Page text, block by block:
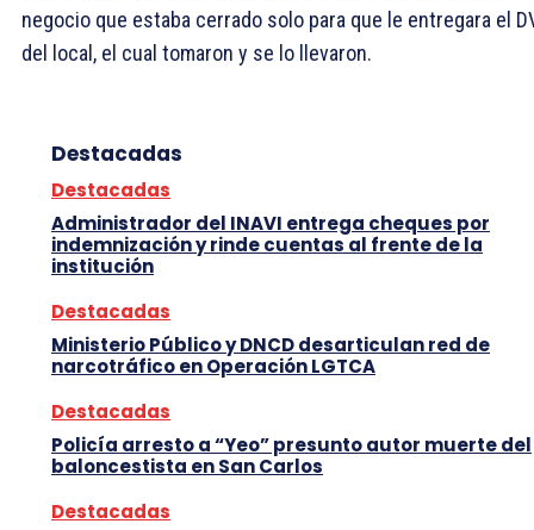
negocio que estaba cerrado solo para que le entregara el
del local, el cual tomaron y se lo llevaron.
Destacadas
Destacadas
Administrador del INAVI entrega cheques por
indemnización y rinde cuentas al frente de la
institución
Destacadas
Ministerio Público y DNCD desarticulan red de
narcotráfico en Operación LGTCA
Destacadas
Policía arresto a “Yeo” presunto autor muerte del
baloncestista en San Carlos
Destacadas